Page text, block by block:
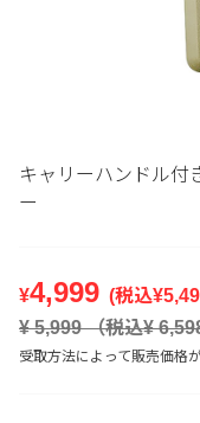
キャリーハンドル付
ー
¥4,999 (税込¥
¥ 5,999（税込¥
受取方法によって販売価格